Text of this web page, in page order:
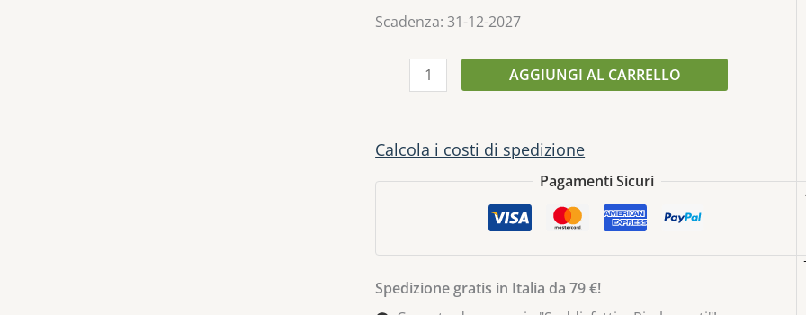
Scadenza: 31-12-2027
AGGIUNGI AL CARRELLO
Calcola i costi di spedizione
Pagamenti Sicuri
Spedizione gratis in Italia da 79 €!